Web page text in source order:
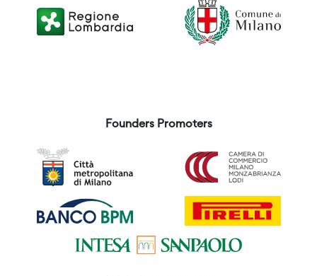
Founders Promoters